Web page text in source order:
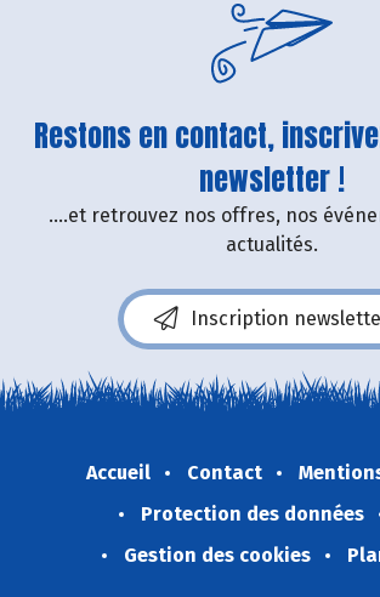
Restons en contact,
newsletter !
....et retrouvez nos offres, nos
actualités.
Inscription
Accueil Contact
Protection des données
Gestion des cookies